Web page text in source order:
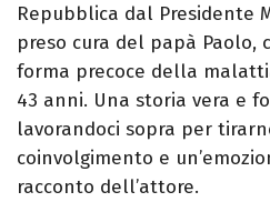
Repubblica dal Presidente
preso cura del papà Paolo,
forma precoce della
43 anni. Una storia vera e
lavorandoci sopra per
coinvolgimento e
racconto dell’attore.